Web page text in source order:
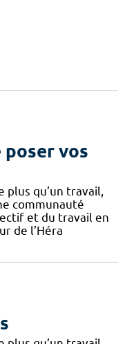
poser vos
plus qu’un travail,
communauté
et du travail en
de l’Héra